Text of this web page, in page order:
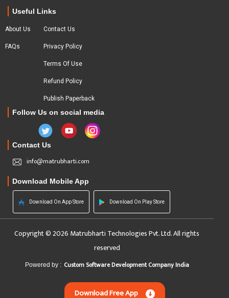
Useful Links
About Us
FAQs
Contact Us
Privacy Policy
Terms Of Use
Refund Policy
Publish Paperback
Follow Us on social media
Contact Us
info@matrubharti.com
Download Mobile App
Download On App Store Download On Play Store
Copyright © 2026 Matrubharti Technologies Pvt. Ltd. All rights
reserved
Powered by : Custom Software Development Company India
Download Free App